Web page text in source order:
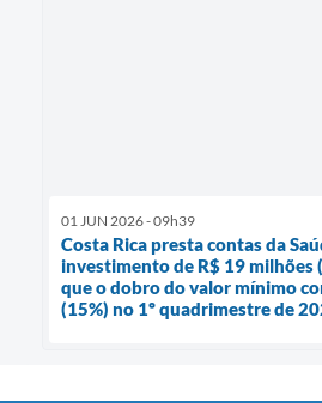
01 JUN 2026 - 09h39
Costa Rica presta contas da
investimento de R$ 19 milhões
que o dobro do valor mínimo
(15%) no 1º quadrimestre de